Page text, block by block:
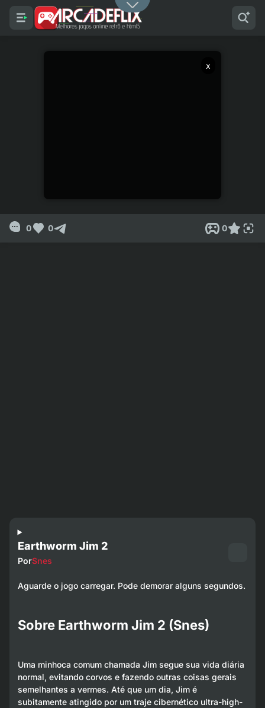
x
0 0 0
Earthworm Jim 2
PorSnes
Aguarde o jogo carregar. Pode demorar alguns segundos.
Sobre Earthworm Jim 2 (Snes)
Uma minhoca comum chamada Jim segue sua vida diária
normal, evitando corvos e fazendo outras coisas gerais
semelhantes a vermes. Até que um dia, Jim é
subitamente atingido por um traje cibernético ultra-high-